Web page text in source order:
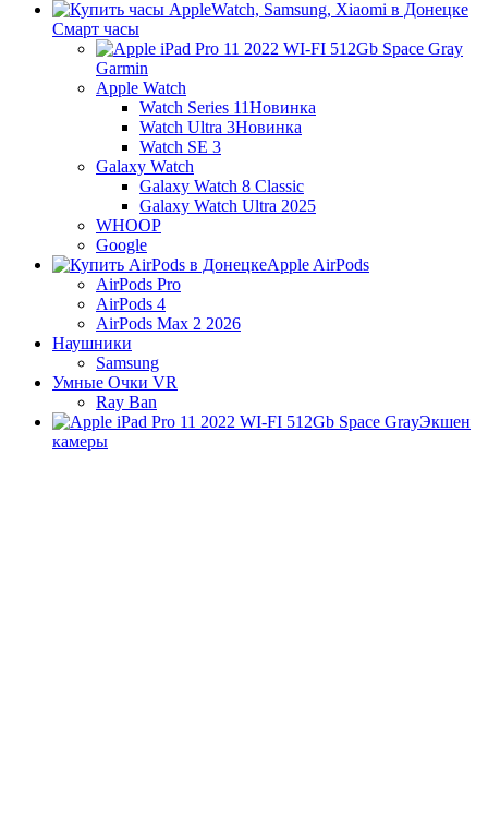
Смарт часы
Garmin
Apple Watch
Watch Series 11Новинка
Watch Ultra 3Новинка
Watch SE 3
Galaxy Watch
Galaxy Watch 8 Classic
Galaxy Watch Ultra 2025
WHOOP
Google
Apple AirPods
AirPods Pro
AirPods 4
AirPods Max 2 2026
Наушники
Samsung
Умные Очки VR
Ray Ban
Экшен
камеры